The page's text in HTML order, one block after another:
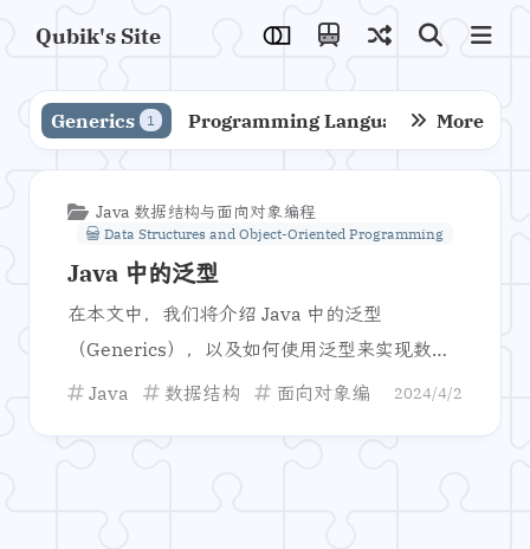
Qubik's Site
Generics 1 Programming Languages 1
More
Java 数据结构与面向对象编程
Data Structures and Object-Oriented Programming
Java 中的泛型
在本文中，我们将介绍 Java 中的泛型
（Generics），以及如何使用泛型来实现数据
结构的复用。
Java 数据结构 面向对象编程 泛型
2024/4/2